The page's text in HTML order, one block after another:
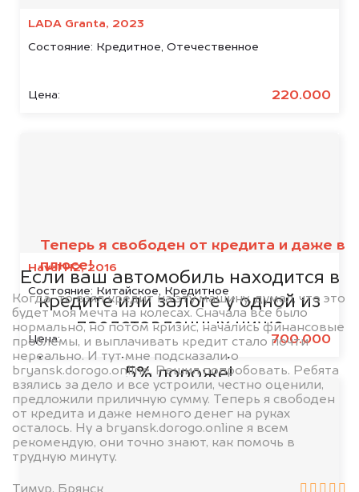
LADA Granta, 2023
Состояние: Кредитное, Отечественное
Цена: 220.000
Haval H2, 2016
Состояние: Китайское, Кредитное
Цена: 700.000
Теперь я свободен от кредита и даже в
плюсе!
Когда-то взял кредит на эту машину, думал, что это
будет моя мечта на колесах. Сначала все было
нормально, но потом кризис, начались финансовые
проблемы, и выплачивать кредит стало почти
нереально. И тут мне подсказали о
bryansk.dorogo.online. Решил попробовать. Ребята
взялись за дело и все устроили, честно оценили,
предложили приличную сумму. Теперь я свободен
от кредита и даже немного денег на руках
осталось. Ну а bryansk.dorogo.online я всем
рекомендую, они точно знают, как помочь в
трудную минуту.
Тимур, Брянск
банками
Если ваш автомобиль находится в
кредите или залоге у одной из
представленных ниже
организаций, то мы купим его на
5% дороже!